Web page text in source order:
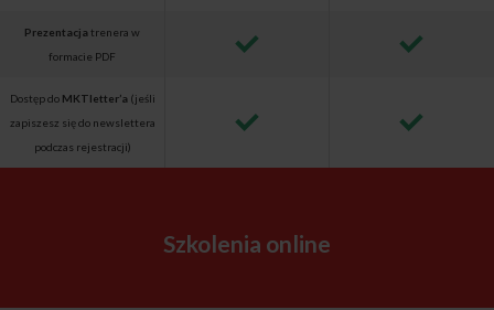
Prezentacjatrenera w
formacie PDF
Dostęp do MKTletter’a(jeśli
zapiszesz się do newslettera
podczas rejestracji)